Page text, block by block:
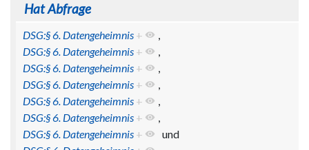
Hat Abfrage
DSG:§ 6. Datengeheimnis +
,
DSG:§ 6. Datengeheimnis +
,
DSG:§ 6. Datengeheimnis +
,
DSG:§ 6. Datengeheimnis +
,
DSG:§ 6. Datengeheimnis +
,
DSG:§ 6. Datengeheimnis +
,
DSG:§ 6. Datengeheimnis +
und